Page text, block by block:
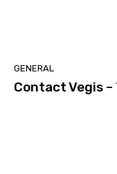
GENERAL
Contact Vegis